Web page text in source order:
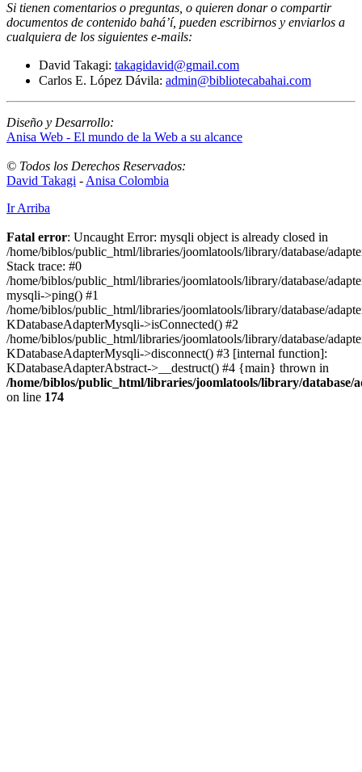
Si tienen comentarios o preguntas, o quieren donar o compartir
documentos de contenido bahá’í, pueden escribirnos y enviarlos a
cualquiera de los siguientes e-mails:
David Takagi: takagidavid@gmail.com
Carlos E. López Dávila: admin@bibliotecabahai.com
Diseño y Desarrollo:
Anisa Web - El mundo de la Web a su alcance
© Todos los Derechos Reservados:
David Takagi - Anisa Colombia
Ir Arriba
Fatal error: Uncaught Error: mysqli object is already closed in
/home/biblos/public_html/libraries/joomlatools/library/database/
Stack trace: #0
/home/biblos/public_html/libraries/joomlatools/library/database/
mysqli->ping() #1
/home/biblos/public_html/libraries/joomlatools/library/database/
KDatabaseAdapterMysqli->isConnected() #2
/home/biblos/public_html/libraries/joomlatools/library/database/
KDatabaseAdapterMysqli->disconnect() #3 [internal function]:
KDatabaseAdapterAbstract->__destruct() #4 {main} thrown in
/home/biblos/public_html/libraries/joomlatools/library/database/
on line 174